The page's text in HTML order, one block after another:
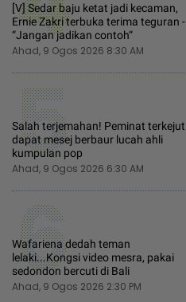
[V] Sedar baju ketat jadi kecaman,
Ernie Zakri terbuka terima teguran -
“Jangan jadikan contoh“
Ahad, 9 Ogos 2026 8:30 AM
5
Salah terjemahan! Peminat terkejut
dapat mesej berbaur lucah ahli
kumpulan pop
Ahad, 9 Ogos 2026 6:30 AM
6
Wafariena dedah teman
lelaki...Kongsi video mesra, pakai
sedondon bercuti di Bali
Ahad, 9 Ogos 2026 2:30 PM